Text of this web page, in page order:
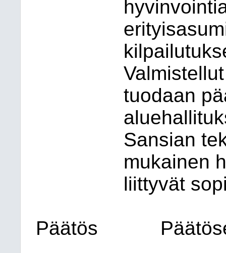
tuodaan
Sansian
mukainen
liittyvät
Päätös